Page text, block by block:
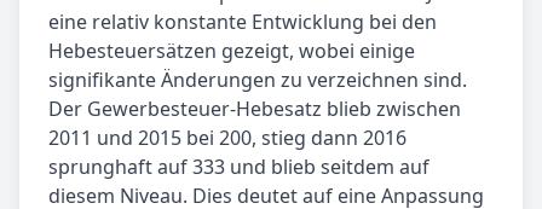
eine relativ konstante Entwicklung bei den
Hebesteuersätzen gezeigt, wobei einige
signifikante Änderungen zu verzeichnen sind.
Der Gewerbesteuer-Hebesatz blieb zwischen
2011 und 2015 bei 200, stieg dann 2016
sprunghaft auf 333 und blieb seitdem auf
diesem Niveau. Dies deutet auf eine Anpassung